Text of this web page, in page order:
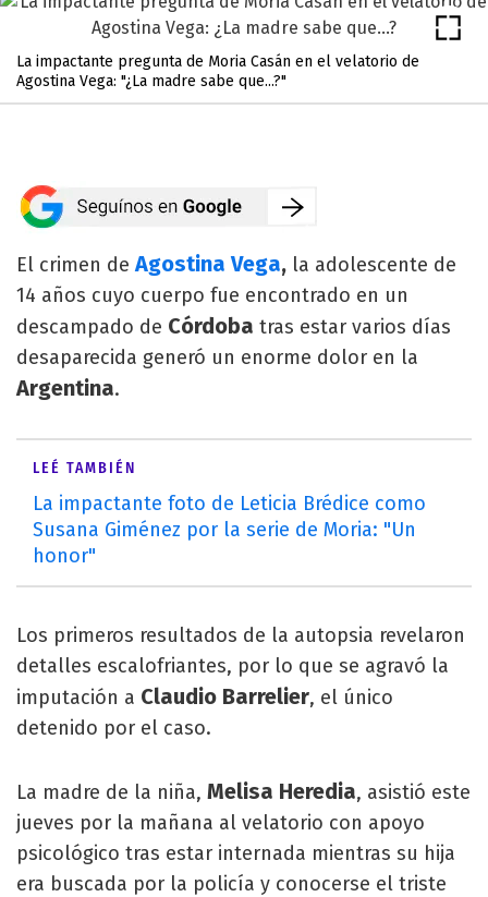
La impactante pregunta de Moria Casán en el velatorio de
Agostina Vega: "¿La madre sabe que...?"
El crimen deAgostina Vega, la adolescente de
14 años cuyo cuerpo fue encontrado en un
descampado de Córdoba tras estar varios días
desaparecida generó un enorme dolor en la
Argentina.
LEÉ TAMBIÉN
La impactante foto de Leticia Brédice como
Susana Giménez por la serie de Moria: "Un
honor"
Los primeros resultados de la autopsia revelaron
detalles escalofriantes, por lo que se agravó la
imputación a Claudio Barrelier, el único
detenido por el caso.
La madre de la niña, Melisa Heredia, asistió este
jueves por la mañana al velatorio con apoyo
psicológico tras estar internada mientras su hija
era buscada por la policía y conocerse el triste